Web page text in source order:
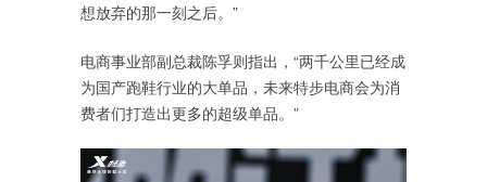
想放弃的那一刻之后。”
电商事业部副总裁陈孚则指出，“两千公里已经成
为国产跑鞋行业的大单品，未来特步电商会为消
费者们打造出更多的超级单品。”